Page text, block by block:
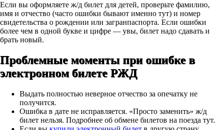
Если вы оформляете ж/д билет для детей, проверьте фамилию,
имя и отчество (часто ошибки бывают именно тут) и номер
свидетельства о рождении или загранпаспорта. Если ошибки
более чем в одной букве и цифре — увы, билет надо сдавать и
брать новый.
Проблемные моменты при ошибке в
электронном билете РЖД
Выдать полностью неверное отчество за опечатку не
получится.
Ошибка в дате не исправляется. «Просто заменить» ж/д
билет нельзя. Подробнее об обмене билетов на поезда тут.